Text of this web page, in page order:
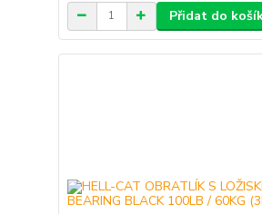
Přidat do